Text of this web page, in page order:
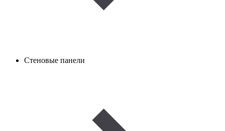
Стеновые панели